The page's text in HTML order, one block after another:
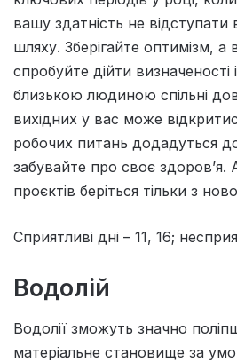
вашу здатнiсть не вiдступати
шляху. Зберiгайте оптимiзм, а
спробуйте дiйти визначеностi
близькою людиною спiльнi
вихiдних у вас може
робочих питань додадуться
забувайте про своє здоров’я.
проєктiв беріться тiльки з
Сприятливi днi – 11, 16;
Водолій
Водолії зможуть значно
матеріальне становище за